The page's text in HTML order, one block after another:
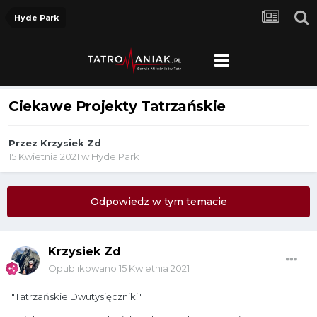
Hyde Park
Ciekawe Projekty Tatrzańskie
Przez Krzysiek Zd
15 Kwietnia 2021 w Hyde Park
Odpowiedz w tym temacie
Krzysiek Zd
Opublikowano 15 Kwietnia 2021
"Tatrzańskie Dwutysięczniki"